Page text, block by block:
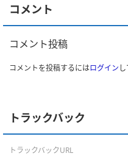
コメント
コメント投稿
コメントを投稿するにはログイン
トラックバック
トラックバックURL